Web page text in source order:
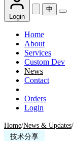
Login
中
Home
About
Services
Custom Dev
News
Contact
Orders
Login
Home/News & Updates/
技术分享